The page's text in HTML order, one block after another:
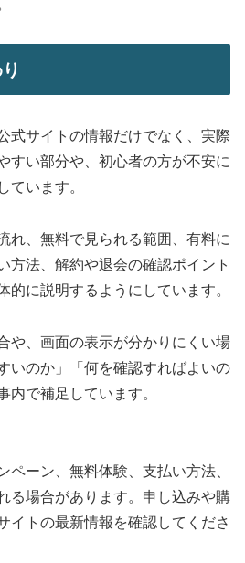
式サイトの情報だけでなく、実際
すい部分や、初心者の方が不安に
ています。
れ、無料で見られる範囲、有料に
方法、解約や退会の確認ポイント
的に説明するようにしています。
や、画面の表示が分かりにくい場
いのか」「何を確認すればよいの
内で補足しています。
ペーン、無料体験、支払い方法、
る場合があります。申し込みや購
イトの最新情報を確認してくださ